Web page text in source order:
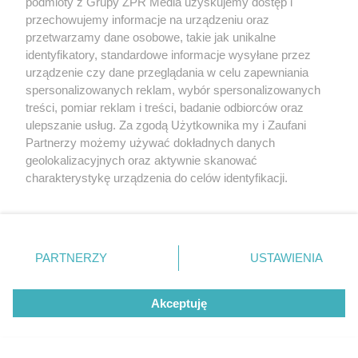
PIŁKA NOŻNA
Mariusz Misiura wraca do
przechowujemy informacje na urządzeniu oraz
przetwarzamy dane osobowe, takie jak unikalne
identyfikatory, standardowe informacje wysyłane przez
urządzenie czy dane przeglądania w celu zapewniania
spersonalizowanych reklam, wybór spersonalizowanych
treści, pomiar reklam i treści, badanie odbiorców oraz
ulepszanie usług. Za zgodą Użytkownika my i Zaufani
Partnerzy możemy używać dokładnych danych
geolokalizacyjnych oraz aktywnie skanować
charakterystykę urządzenia do celów identyfikacji.
zmienić/wycofać klikając przycisk ustawień prywatności
znajdujący się w lewym dolnym rogu strony
rodzaje przetwarzania danych nie wymagają zgody
użytkownika, ale masz prawo sprzeciwić się takiemu
przetwarzaniu. Preferencje będą miały zastosowanie tylko
PARTNERZY USTAWIENIA
Akceptuję